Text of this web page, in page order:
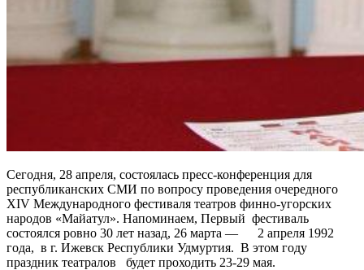
Сегодня, 28 апреля, состоялась пресс-конференция для
республиканских СМИ по вопросу проведения очередного
XIV Международного фестиваля театров финно-угорских
народов «Майатул». Напоминаем, Первый фестиваль
состоялся ровно 30 лет назад, 26 марта — 2 апреля 1992
года, в г. Ижевск Республики Удмуртия. В этом году
праздник театралов будет проходить 23-29 мая.